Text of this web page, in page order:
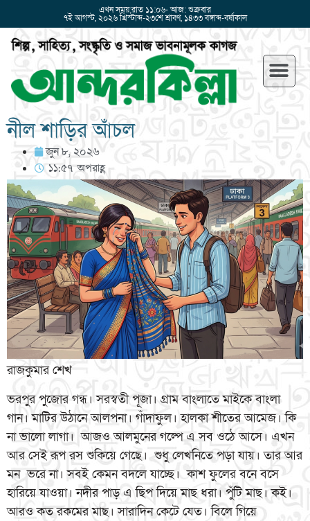
এখন সময়:রাত ১১:০৬- আজ: শুক্রবার
৭ই আগস্ট, ২০২৬ খ্রিস্টাব্দ-২৩শে শ্রাবণ, ১৪৩৩ বঙ্গাব্দ-বর্ষাকাল
নীল শাড়ির আঁচল
জুন ৮, ২০২৬
১১:৫৭ অপরাহ্ণ
রাজকুমার শেখ
ভরপুর পুজোর গন্ধ। সরস্বতী পূজা। গ্রাম বাংলাতে মাইকে বাংলা
গান। মাটির উঠানে আলপনা। গাঁদাফুল। হালকা শীতের আমেজ। কি
না ভালো লাগা। আজও আলমুনের গল্পে এ সব ওঠে আসে। এখন
আর সেই রূপ রস শুকিয়ে গেছে। শুধু লেখনিতে পড়া যায়। তার আর
মন ভরে না। সবই কেমন বদলে যাচ্ছে। কাশ ফুলের বনে বসে
হারিয়ে যাওয়া। নদীর পাড় এ ছিপ দিয়ে মাছ ধরা। পুঁটি মাছ। কই।
আরও কত রকমের মাছ। সারাদিন কেটে যেত। বিলে গিয়ে